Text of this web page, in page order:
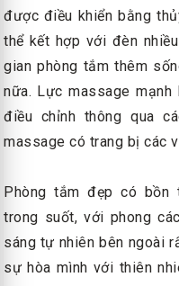
được điều khiển bằng
thể kết hợp với đèn
gian phòng tắm thêm
nữa. Lực massage mạnh
điều chỉnh thông qua
massage có trang bị các
Phòng tắm đẹp có bồn
trong suốt, với phong
sáng tự nhiên bên ngoài
sự hòa mình với thiên